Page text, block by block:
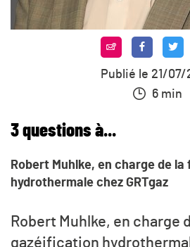
Publié le 21/07/
6 min
3questions à...
Robert Muhlke, en charge de
hydrothermale chez GRTgaz
Robert Muhlke, en charge
gazéification